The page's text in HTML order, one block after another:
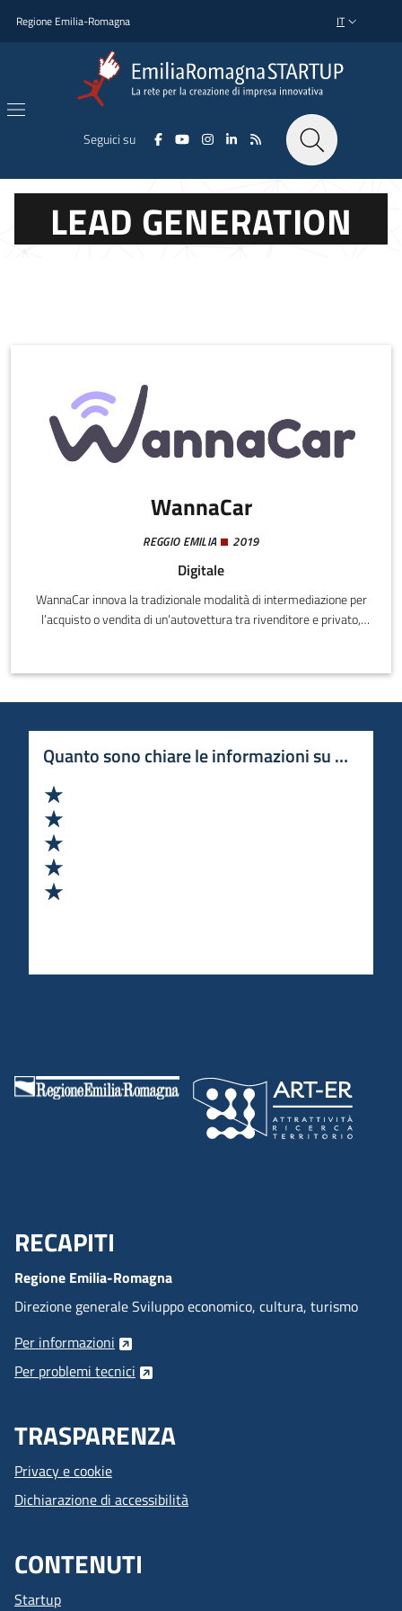
Regione Emilia-Romagna SELETTORE
IT
Seguici su
LEAD GENERATION
WannaCar
REGGIO EMILIA 2019
Digitale
WannaCar innova la tradizionale modalità di intermediazione per
l’acquisto o vendita di un’autovettura tra rivenditore e privato,
alternativa al mondo degli annunci per auto.
Quanto sono chiare le informazioni su questa
Menu Footer
RECAPITI
Regione Emilia-Romagna
Direzione generale Sviluppo economico, cultura, turismo
Per informazioni
Per problemi tecnici
TRASPARENZA
Privacy e cookie
Dichiarazione di accessibilità
CONTENUTI
Startup